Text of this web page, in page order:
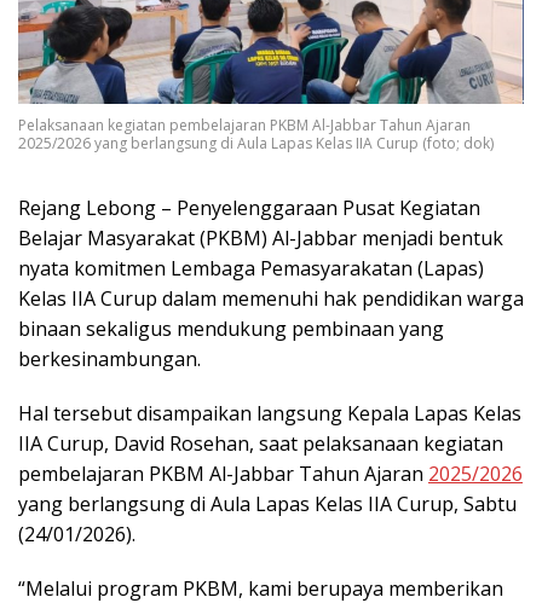
Pelaksanaan kegiatan pembelajaran PKBM Al-Jabbar Tahun Ajaran
2025/2026 yang berlangsung di Aula Lapas Kelas IIA Curup (foto; dok)
Rejang Lebong – Penyelenggaraan Pusat Kegiatan
Belajar Masyarakat (PKBM) Al-Jabbar menjadi bentuk
nyata komitmen Lembaga Pemasyarakatan (Lapas)
Kelas IIA Curup dalam memenuhi hak pendidikan warga
binaan sekaligus mendukung pembinaan yang
berkesinambungan.
Hal tersebut disampaikan langsung Kepala Lapas Kelas
IIA Curup, David Rosehan, saat pelaksanaan kegiatan
pembelajaran PKBM Al-Jabbar Tahun Ajaran 2025/2026
yang berlangsung di Aula Lapas Kelas IIA Curup, Sabtu
(24/01/2026).
“Melalui program PKBM, kami berupaya memberikan